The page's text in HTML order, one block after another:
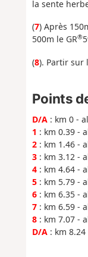
la sente
(7) Après
500m le GR®
(8). Partir sur
Points
D/A: km 0 -
1 : km 0.39 -
2: km 1.46 -
3: km 3.12 -
4: km 4.64 -
5: km 5.79 -
6: km 6.35 -
7: km 6.59 -
8: km 7.07 -
D/A: km 8.24